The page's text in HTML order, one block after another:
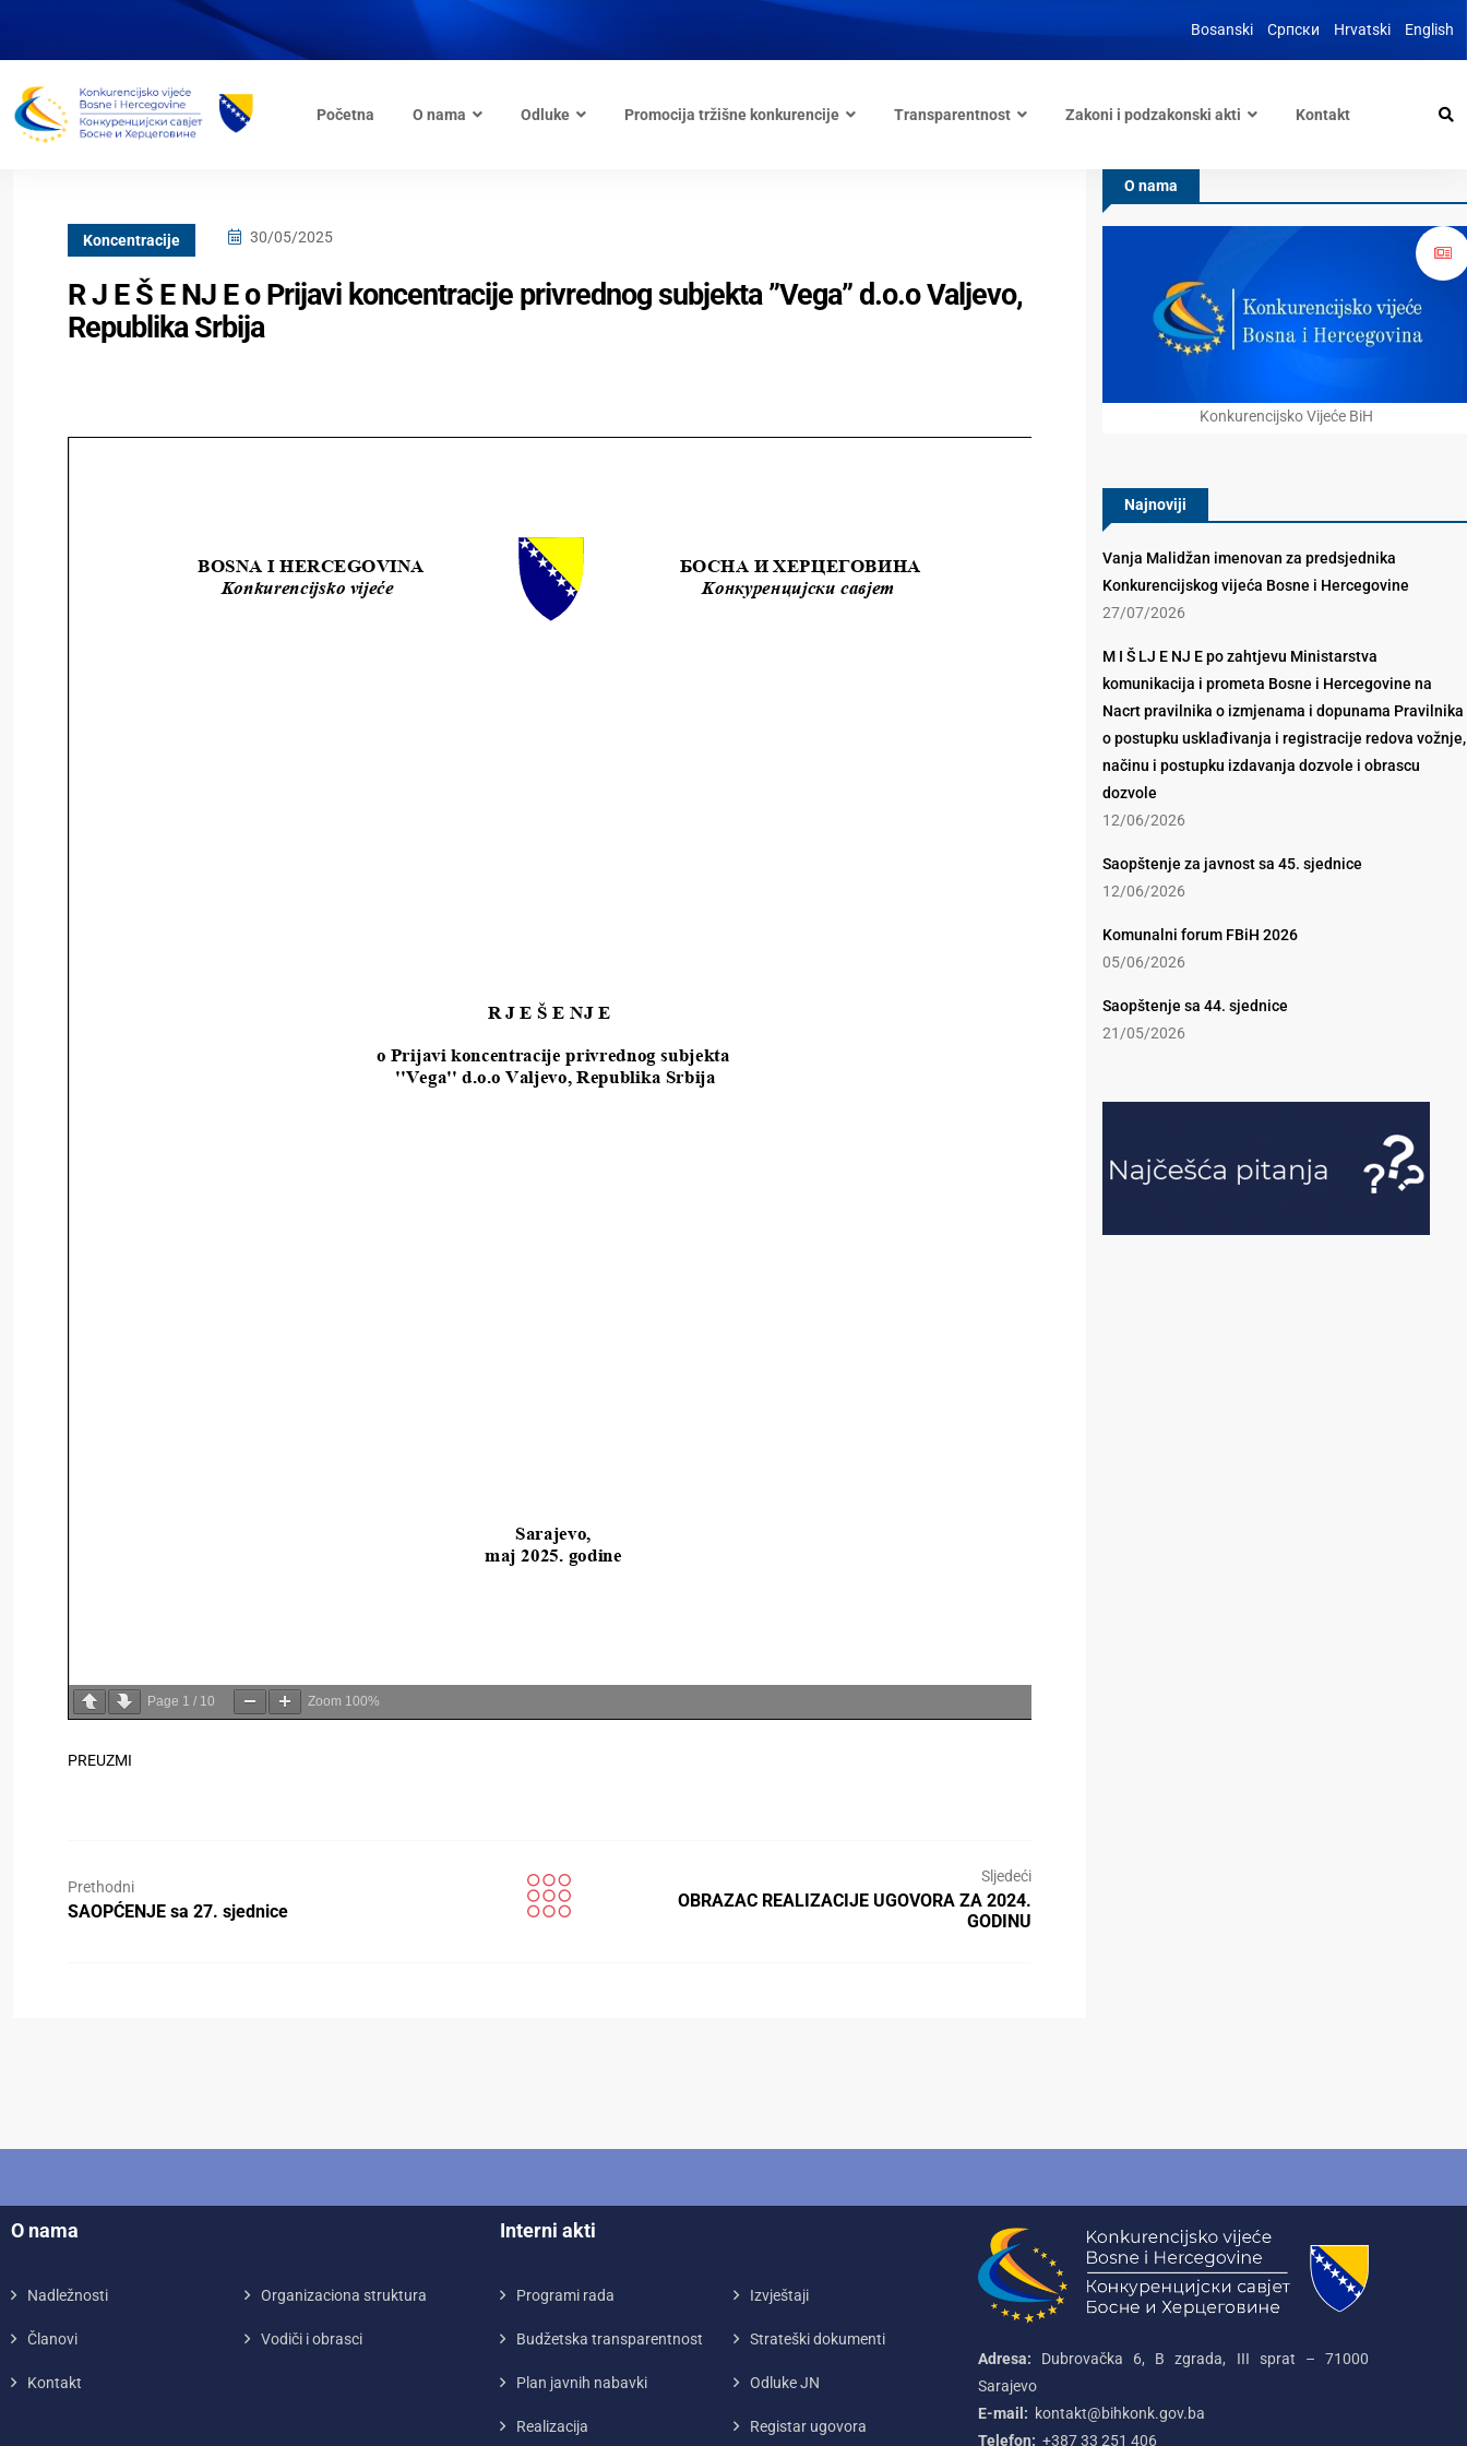
Bosanski Српски Hrvatski English
Početna O nama Odluke Promocija tržišne konkurencije Transparentnost Zakoni i podzakonski akti Kontakt
Koncentracije 30/05/2025
R J E Š E NJ E o Prijavi koncentracije privrednog subjekta ”Vega” d.o.o Valjevo,
Republika Srbija
Page 1 / 10 Zoom 100%
PREUZMI
Prethodni
SAOPĆENJE sa 27. sjednice
Sljedeći
OBRAZAC REALIZACIJE UGOVORA ZA 2024.
GODINU
O nama
Konkurencijsko Vijeće BiH
Najnoviji
Vanja Malidžan imenovan za predsjednika
Konkurencijskog vijeća Bosne i Hercegovine
27/07/2026
M I Š LJ E NJ E po zahtjevu Ministarstva
komunikacija i prometa Bosne i Hercegovine na
Nacrt pravilnika o izmjenama i dopunama Pravilnika
o postupku usklađivanja i registracije redova vožnje,
načinu i postupku izdavanja dozvole i obrascu
dozvole
12/06/2026
Saopštenje za javnost sa 45. sjednice
12/06/2026
Komunalni forum FBiH 2026
05/06/2026
Saopštenje sa 44. sjednice
21/05/2026
O nama
Nadležnosti Organizaciona struktura
Članovi Vodiči i obrasci
Kontakt
Interni akti
Programi rada Izvještaji
Budžetska transparentnost Strateški dokumenti
Plan javnih nabavki Odluke JN
Realizacija Registar ugovora
Adresa: Dubrovačka 6, B zgrada, III sprat – 71000‌
Sarajevo
E-mail: kontakt@bihkonk.gov.ba
Telefon: +387‌ 33‌ 251‌ 406